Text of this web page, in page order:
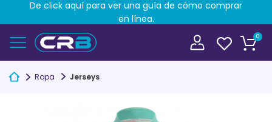
0
Ropa Jerseys
De click aquí para ver una guía de cómo comprar
en línea.